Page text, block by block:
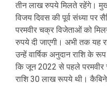
तीन लाख रुपये मिलते रहेंगे।
विजय दिवस की पूर्व संध्या पर
परमवीर चक्र विजेताओं को
रुपये दी जाएगी। अभी तक यह
उन्हें वार्षिक अनुदान राशि के
कि जून 2022 से पहले परमवीर
राशि 30 लाख रूपये थी।